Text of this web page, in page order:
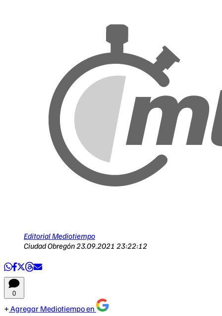
Editorial Mediotiempo
Ciudad Obregón23.09.2021 23:22:12
0
Agregar Mediotiempo en